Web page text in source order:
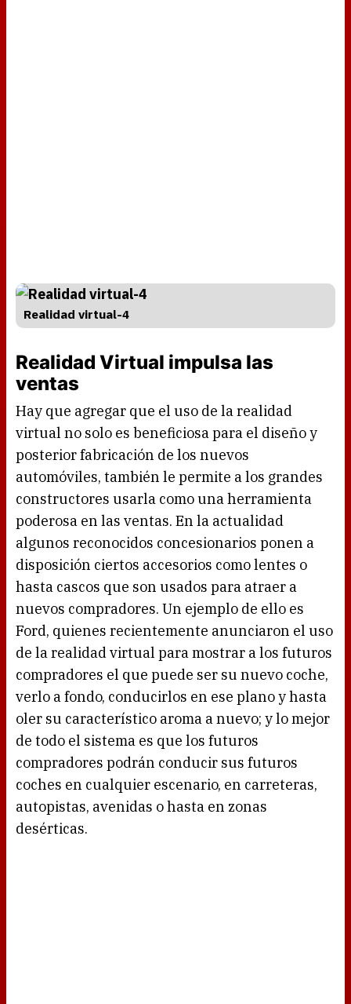
Realidad virtual-4
Realidad Virtual impulsa las
ventas
Hay que agregar que el uso de la realidad
virtual no solo es beneficiosa para el diseño y
posterior fabricación de los nuevos
automóviles, también le permite a los grandes
constructores usarla como una herramienta
poderosa en las ventas. En la actualidad
algunos reconocidos concesionarios ponen a
disposición ciertos accesorios como lentes o
hasta cascos que son usados para atraer a
nuevos compradores. Un ejemplo de ello es
Ford, quienes recientemente anunciaron el uso
de la realidad virtual para mostrar a los futuros
compradores el que puede ser su nuevo coche,
verlo a fondo, conducirlos en ese plano y hasta
oler su característico aroma a nuevo; y lo mejor
de todo el sistema es que los futuros
compradores podrán conducir sus futuros
coches en cualquier escenario, en carreteras,
autopistas, avenidas o hasta en zonas
desérticas.